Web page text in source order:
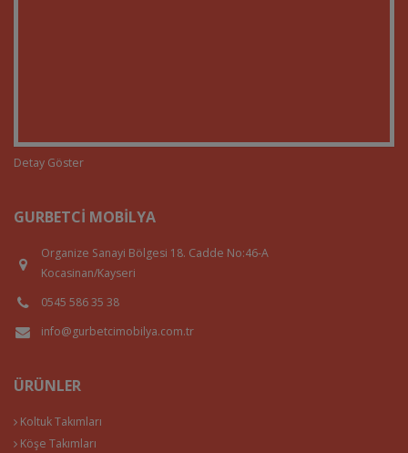
Detay Göster
GURBETCI MOBILYA
Organize Sanayi Bölgesi 18. Cadde No:46-A
Kocasinan/Kayseri
0545 586 35 38
info@gurbetcimobilya.com.tr
ÜRÜNLER
Koltuk Takımları
Köşe Takımları